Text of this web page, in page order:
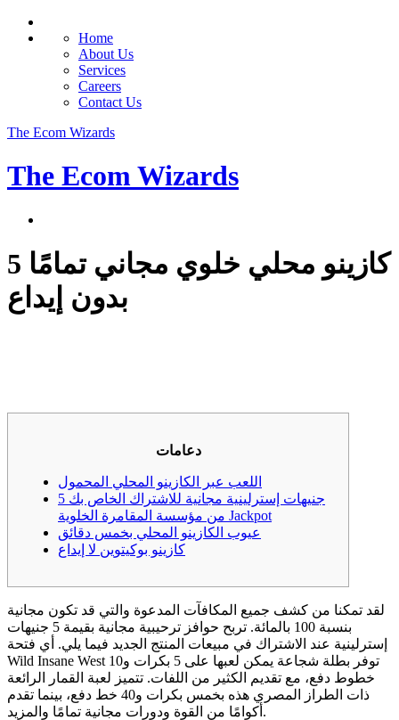
Home
About Us
Services
Careers
Contact Us
The Ecom Wizards
The Ecom Wizards
5 كازينو محلي خلوي مجاني تمامًا
بدون إيداع
دعامات
اللعب عبر الكازينو المحلي المحمول
5 جنيهات إسترلينية مجانية للاشتراك الخاص بك
من مؤسسة المقامرة الخلوية Jackpot
عيوب الكازينو المحلي بخمس دقائق
كازينو بوكيتوين لا إيداع
لقد تمكنا من كشف جميع المكافآت المدعوة والتي قد تكون مجانية
بنسبة 100 بالمائة. تربح حوافز ترحيبية مجانية بقيمة 5 جنيهات
إسترلينية عند الاشتراك في مبيعات المنتج الجديد فيما يلي. أي فتحة
Wild Insane West توفر بطلة شجاعة يمكن لعبها على 5 بكرات و10
خطوط دفع، مع تقديم الكثير من اللفات. تتميز لعبة القمار الرائعة
ذات الطراز المصري هذه بخمس بكرات و40 خط دفع، بينما تقدم
أكوامًا من القوة ودورات مجانية تمامًا والمزيد.